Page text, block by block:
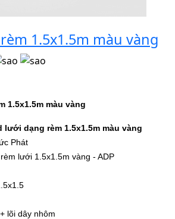
1.5x1.5m màu vàng
1.5x1.5m màu vàng
lưới dạng rèm 1.5x1.5m màu vàng
Phát
lưới 1.5x1.5m vàng - ADP
lõi dây nhôm